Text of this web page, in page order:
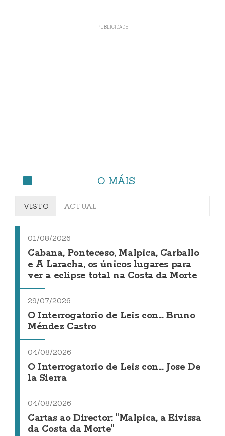
O MÁIS
VISTO ACTUAL
01/08/2026
Cabana, Ponteceso, Malpica, Carballo
e A Laracha, os únicos lugares para
ver a eclipse total na Costa da Morte
29/07/2026
O Interrogatorio de Leis con... Bruno
Méndez Castro
04/08/2026
O Interrogatorio de Leis con... Jose De
la Sierra
04/08/2026
Cartas ao Director: "Malpica, a Eivissa
da Costa da Morte"